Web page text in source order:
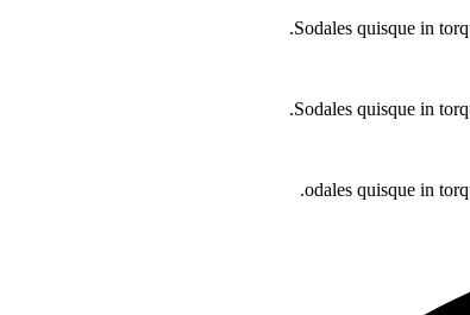
Sodales quisque in
Sodales quisque in
odales quisque in